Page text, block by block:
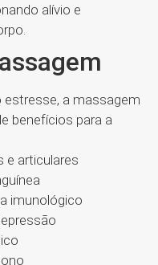
alívio e
estresse, a massagem
benefícios para a
e articulares
imunológico